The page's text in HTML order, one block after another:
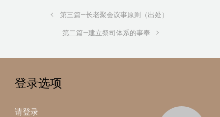
第三篇—长老聚会议事原则（出处）
第二篇—建立祭司体系的事奉
登录选项
请登录